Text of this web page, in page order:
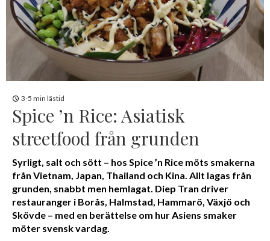
3-5 min lästid
Spice ’n Rice: Asiatisk
streetfood från grunden
Syrligt, salt och sött – hos Spice ’n Rice möts smakerna
från Vietnam, Japan, Thailand och Kina. Allt lagas från
grunden, snabbt men hemlagat. Diep Tran driver
restauranger i Borås, Halmstad, Hammarö, Växjö och
Skövde – med en berättelse om hur Asiens smaker
möter svensk vardag.